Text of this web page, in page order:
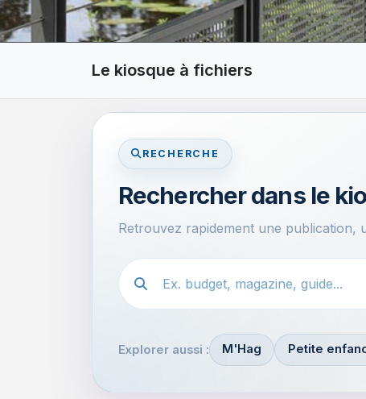
Le kiosque à fichiers
RECHERCHE
Rechercher dans le
Retrouvez rapidement une publication,
Recherche dans le kiosque
Explorer aussi : M'Hag Petite